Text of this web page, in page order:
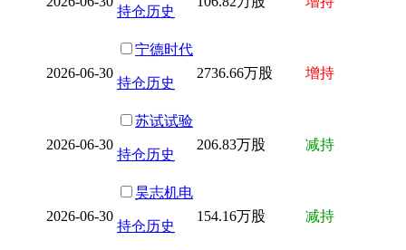
持仓历史
2026-06-30
宁德时代
持仓历史
2736.66万股 增持
2026-06-30
苏试试验
持仓历史
206.83万股 减持
2026-06-30
昊志机电
持仓历史
154.16万股 减持